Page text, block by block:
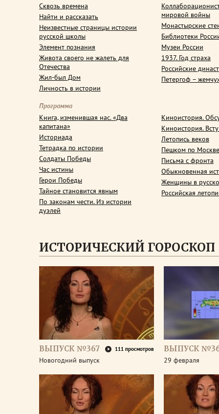
Сквозь времена
Найти и рассказать
Неизвестные страницы истории
русской школы
Элемент познания
Живота своего не жалеть для
Отечества
Жил-был Дом
Личность в истории
мировой войны
Монастырские
Библиотеки
Музеи России
1937. Год страха
Российские
Петергоф –
Программа
Книга, изменившая нас. «Два
капитана»
Историада
Тетрадка по истории
Солдаты Победы
Час истины
Герои Победы
Тайное становится явным
По законам чести. Из истории
дуэлей
Киноистория.
Киноистория.
Летопись веков
Пешком по Москве
Письма с фронта
Обыкновенная
Женщины в
Российская
ИСТОРИЧЕСКИЙ ГОРОСКОП
ВЫПУСК №367 111 просмотров
Новогодний выпуск
ВЫПУСК
29 февраля